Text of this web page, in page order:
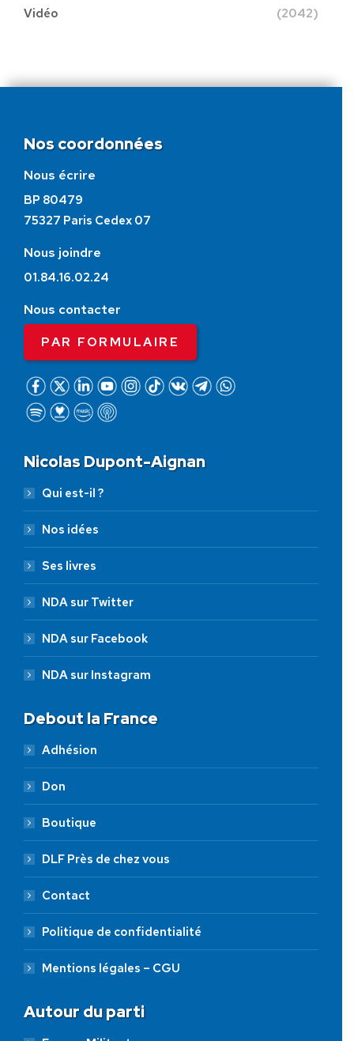
Vidéo
(2042)
Nos coordonnées
Nous écrire
BP 80479
75327 Paris Cedex 07
Nous joindre
01.84.16.02.24
Nous contacter
PAR FORMULAIRE
Nicolas Dupont-Aignan
Qui est-il ?
Nos idées
Ses livres
NDA sur Twitter
NDA sur Facebook
NDA sur Instagram
Debout la France
Adhésion
Don
Boutique
DLF Près de chez vous
Contact
Politique de confidentialité
Mentions légales – CGU
Autour du parti